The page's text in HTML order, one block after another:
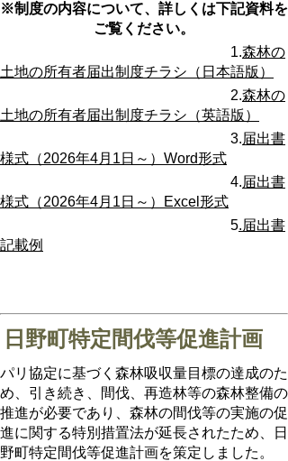
※制度の内容について、詳しくは下記資料を
ご覧ください。
1.森林の
土地の所有者届出制度チラシ（日本語版）
2.森林の
土地の所有者届出制度チラシ（英語版）
3.届出書
様式（2026年4月1日～）Word形式
4.届出書
様式（2026年4月1日～）Excel形式
5.届出書
記載例
日野町特定間伐等促進計画
パリ協定に基づく森林吸収量目標の達成のた
め、引き続き、間伐、再造林等の森林整備の
推進が必要であり、森林の間伐等の実施の促
進に関する特別措置法が延長されたため、日
野町特定間伐等促進計画を策定しました。